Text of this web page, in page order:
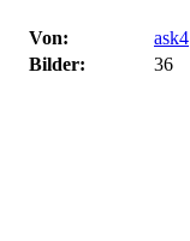
Von:
ask4
Bilder:
36